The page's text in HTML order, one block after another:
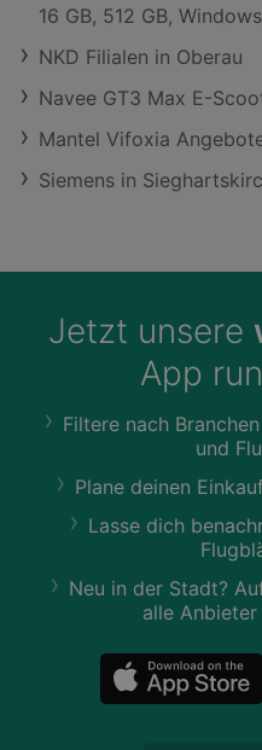
16 GB, 512 GB,
Onboard Graphics
NKD Filialen in Oberau
Navee GT3 Max E-
Mantel Vifoxia
Siemens in
Jetzt unsere
App
Filtere nach
und
Plane deinen
Lasse dich
Neu in der Stadt?
alle